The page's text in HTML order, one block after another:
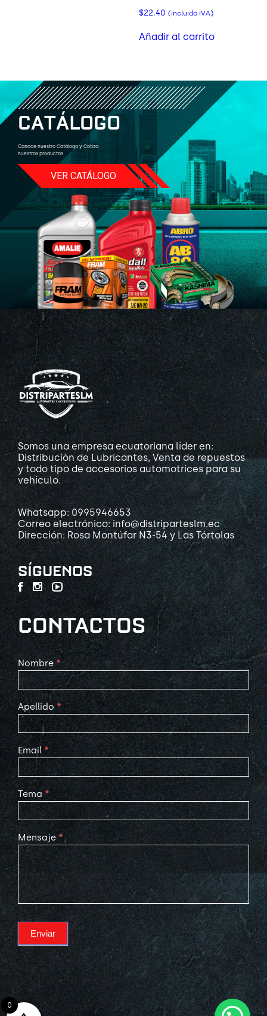
$22.40 (incluido IVA)
Añadir al carrito
CATÁLOGO
Conoce nuestro Catálogo y Cotiza
nuestros productos.
VER CATÁLOGO
Somos una empresa ecuatoriana líder en:
Distribución de Lubricantes, Venta de repuestos
y todo tipo de accesorios automotrices para su
vehículo.
Whatsapp: 0995946653
Correo electrónico: info@distriparteslm.ec
Dirección: Rosa Montúfar N3-54 y Las Tórtolas
SÍGUENOS
CONTACTOS
Contact
Us
Nombre *
Apellido *
Email *
Tema *
Mensaje *
Enviar
0